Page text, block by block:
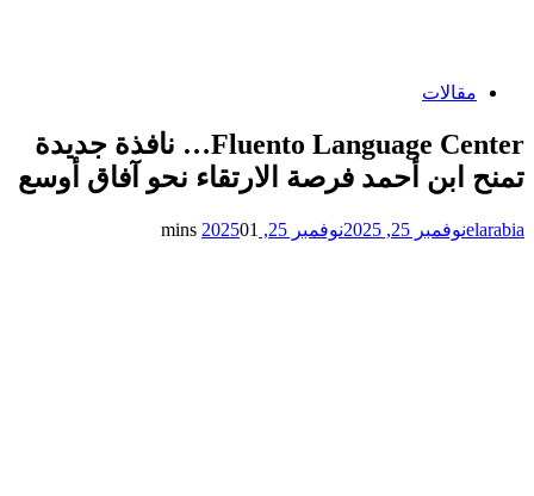
مقالات
Fluento Language Center… نافذة جديدة
تمنح ابن أحمد فرصة الارتقاء نحو آفاق أوسع
elarabiaنوفمبر 25, 2025 نوفمبر 25, 2025 01 mins